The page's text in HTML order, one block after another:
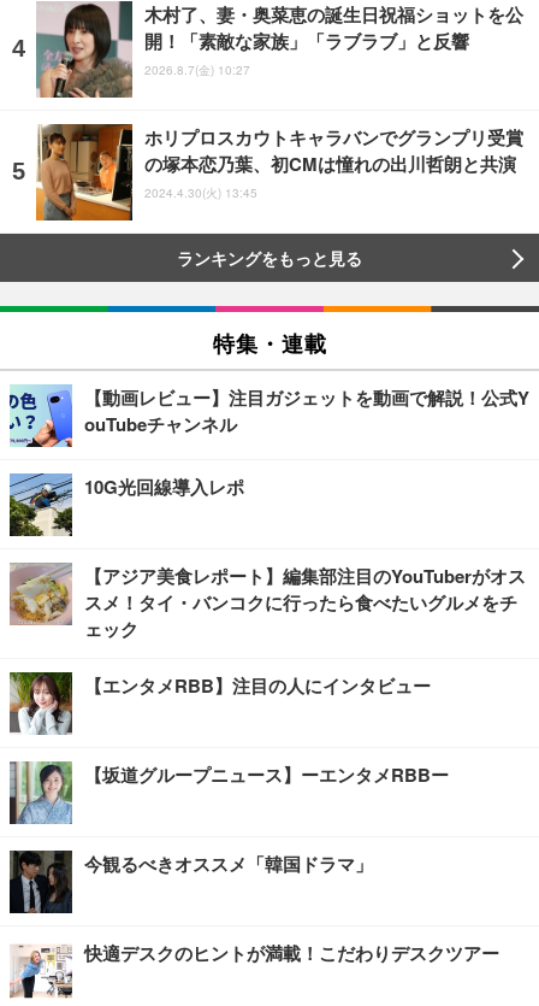
木村了、妻・奥菜恵の誕生日祝福ショットを公
開！「素敵な家族」「ラブラブ」と反響
2026.8.7(金) 10:27
ホリプロスカウトキャラバンでグランプリ受賞
の塚本恋乃葉、初CMは憧れの出川哲朗と共演
2024.4.30(火) 13:45
ランキングをもっと見る
特集・連載
【動画レビュー】注目ガジェットを動画で解説！公式Y
ouTubeチャンネル
10G光回線導入レポ
【アジア美食レポート】編集部注目のYouTuberがオス
スメ！タイ・バンコクに行ったら食べたいグルメをチ
ェック
【エンタメRBB】注目の人にインタビュー
【坂道グループニュース】ーエンタメRBBー
今観るべきオススメ「韓国ドラマ」
快適デスクのヒントが満載！こだわりデスクツアー